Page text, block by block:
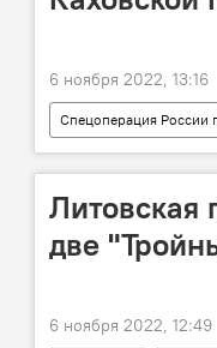
6 ноября 2022, 13:16
Спецоперация России
Херсонская область
Литовская
две
6 ноября 2022, 12:49